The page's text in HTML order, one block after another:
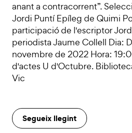
anant a contracorrent”.
Jordi Puntí Epíleg de Quimi
participació de l'escriptor
periodista Jaume Collell Dia:
novembre de 2022 Hora:
d'actes U d'Octubre.
Vic
Segueix llegint